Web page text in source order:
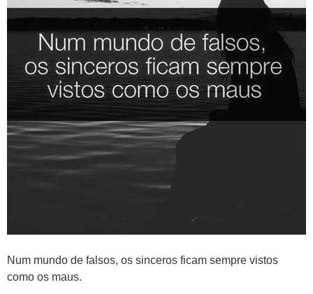
Num mundo de falsos, os sinceros ficam sempre vistos
como os maus.